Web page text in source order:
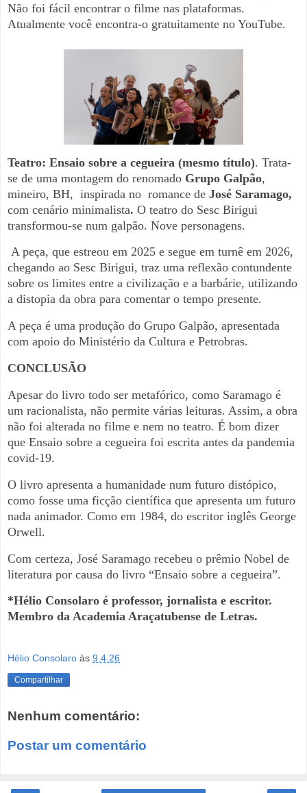
Não foi fácil encontrar o filme nas plataformas.
Atualmente você encontra-o gratuitamente no YouTube.
Teatro: Ensaio sobre a cegueira (mesmo título). Trata-
se de uma montagem do renomado Grupo Galpão,
mineiro, BH, inspirada no romance de José Saramago,
com cenário minimalista. O teatro do Sesc Birigui
transformou-se num galpão. Nove personagens.
A peça, que estreou em 2025 e segue em turnê em 2026,
chegando ao Sesc Birigui, traz uma reflexão contundente
sobre os limites entre a civilização e a barbárie, utilizando
a distopia da obra para comentar o tempo presente.
A peça é uma produção do Grupo Galpão, apresentada
com apoio do Ministério da Cultura e Petrobras.
CONCLUSÃO
Apesar do livro todo ser metafórico, como Saramago é
um racionalista, não permite várias leituras. Assim, a obra
não foi alterada no filme e nem no teatro. É bom dizer
que Ensaio sobre a cegueira foi escrita antes da pandemia
covid-19.
O livro apresenta a humanidade num futuro distópico,
como fosse uma ficção científica que apresenta um futuro
nada animador. Como em 1984, do escritor inglês George
Orwell.
Com certeza, José Saramago recebeu o prêmio Nobel de
literatura por causa do livro “Ensaio sobre a cegueira”.
*Hélio Consolaro é professor, jornalista e escritor.
Membro da Academia Araçatubense de Letras.
Hélio Consolaro às 9.4.26
Compartilhar
Nenhum comentário:
Postar um comentário